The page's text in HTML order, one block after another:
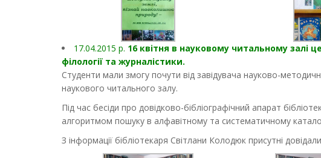
17.04.2015 р. 16 квітня в науковому читальному залі
філології та журналістики.
Студенти мали змогу почути від завідувача науково-
наукового читального залу.
Під час бесіди про довідково-бібліографічний апарат
алгоритмом пошуку в алфавітному та систематичному
З інформації бібліотекаря Світлани Колодюк присутні